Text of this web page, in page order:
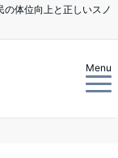
体位向上と正しいスノ
Menu